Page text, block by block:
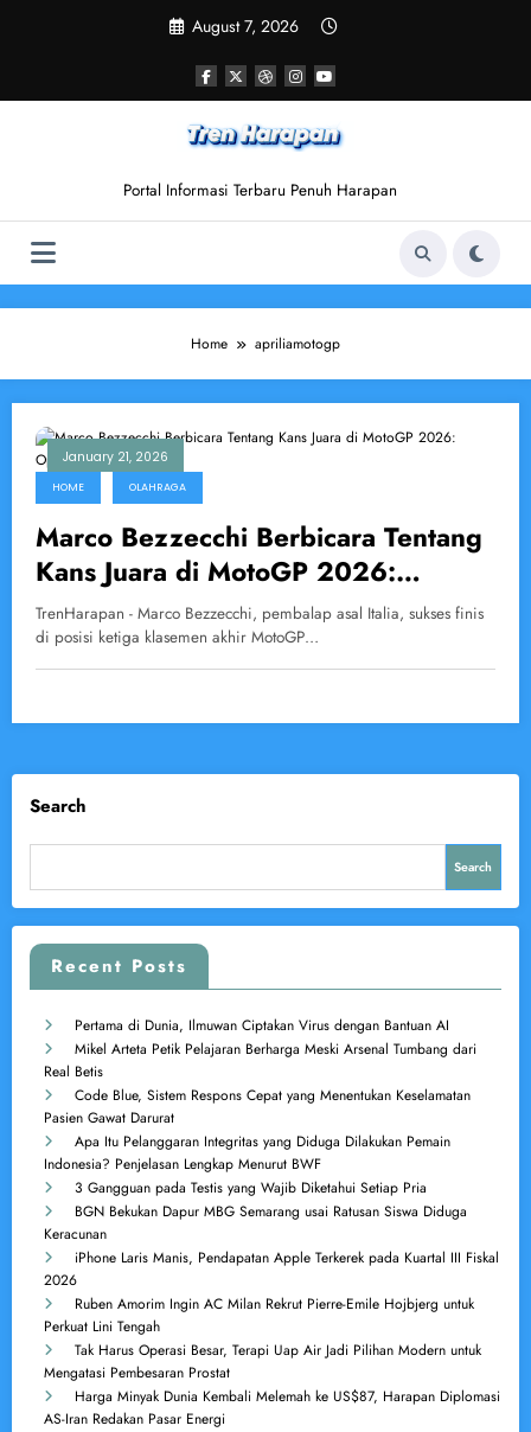
August 7, 2026
Portal Informasi Terbaru Penuh Harapan
Home apriliamotogp
January 21, 2026
HOME OLAHRAGA
Marco Bezzecchi Berbicara Tentang
Kans Juara di MotoGP 2026:
Optimis dan Realistis
TrenHarapan - Marco Bezzecchi, pembalap asal Italia, sukses finis
di posisi ketiga klasemen akhir MotoGP…
Search
Search
Recent Posts
Pertama di Dunia, Ilmuwan Ciptakan Virus dengan Bantuan AI
Mikel Arteta Petik Pelajaran Berharga Meski Arsenal Tumbang dari
Real Betis
Code Blue, Sistem Respons Cepat yang Menentukan Keselamatan
Pasien Gawat Darurat
Apa Itu Pelanggaran Integritas yang Diduga Dilakukan Pemain
Indonesia? Penjelasan Lengkap Menurut BWF
3 Gangguan pada Testis yang Wajib Diketahui Setiap Pria
BGN Bekukan Dapur MBG Semarang usai Ratusan Siswa Diduga
Keracunan
iPhone Laris Manis, Pendapatan Apple Terkerek pada Kuartal III Fiskal
2026
Ruben Amorim Ingin AC Milan Rekrut Pierre-Emile Hojbjerg untuk
Perkuat Lini Tengah
Tak Harus Operasi Besar, Terapi Uap Air Jadi Pilihan Modern untuk
Mengatasi Pembesaran Prostat
Harga Minyak Dunia Kembali Melemah ke US$87, Harapan Diplomasi
AS-Iran Redakan Pasar Energi